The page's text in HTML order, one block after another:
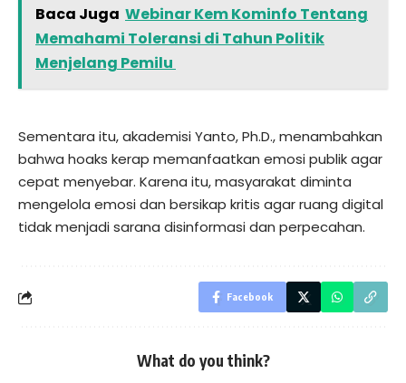
Baca Juga Webinar Kem Kominfo Tentang
Memahami Toleransi di Tahun Politik
Menjelang Pemilu
Sementara itu, akademisi Yanto, Ph.D., menambahkan
bahwa hoaks kerap memanfaatkan emosi publik agar
cepat menyebar. Karena itu, masyarakat diminta
mengelola emosi dan bersikap kritis agar ruang digital
tidak menjadi sarana disinformasi dan perpecahan.
Facebook
What do you think?